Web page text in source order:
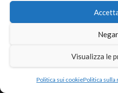
Visualizza le
Politica sui cookiePolitica sulla
Posizione di